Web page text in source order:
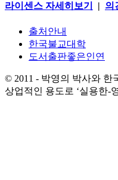
라이센스 자세히보기 | 의
출처안내
한국불교대학
도서출판좋은인연
© 2011 - 박영의 박사와 한
상업적인 용도로 ‘실용한-